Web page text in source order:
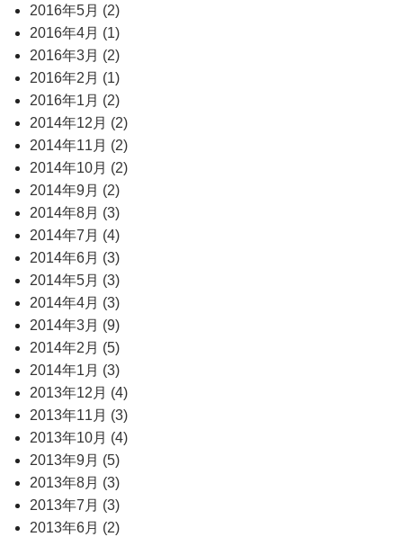
2016年5月 (2)
2016年4月 (1)
2016年3月 (2)
2016年2月 (1)
2016年1月 (2)
2014年12月 (2)
2014年11月 (2)
2014年10月 (2)
2014年9月 (2)
2014年8月 (3)
2014年7月 (4)
2014年6月 (3)
2014年5月 (3)
2014年4月 (3)
2014年3月 (9)
2014年2月 (5)
2014年1月 (3)
2013年12月 (4)
2013年11月 (3)
2013年10月 (4)
2013年9月 (5)
2013年8月 (3)
2013年7月 (3)
2013年6月 (2)